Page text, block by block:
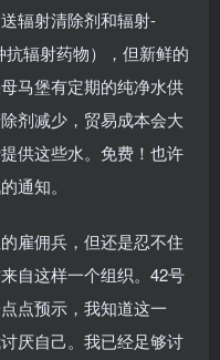
辐射清除剂和辐射-
抗辐射药物），但新鲜的
马堡有定期的纯净水供
剂减少，贸易成本会大
供这些水。免费！也许
通知。
雇佣兵，但还是忍不住
自这样一个组织。42号
点预示，我知道这一
厌自己。我已经足够讨